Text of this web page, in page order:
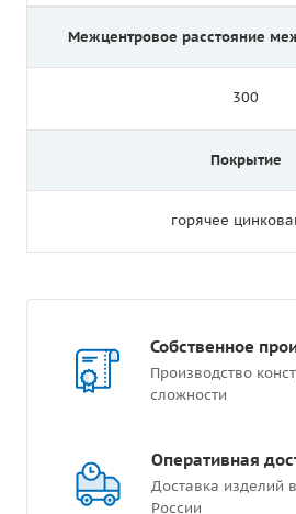
Межцентровое расстояние
300
Покрытие
горячее
Собственное
Производство
сложности
Оперативная
Доставка изделий
России